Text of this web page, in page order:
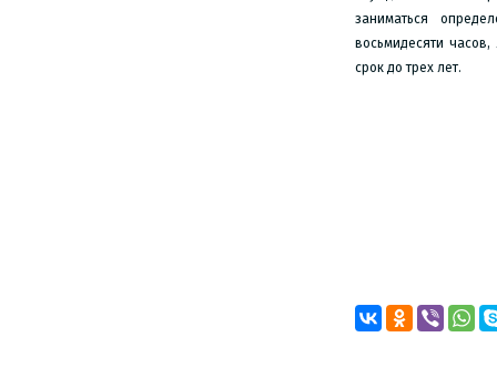
заниматься
восьмидесяти
срок до трех лет.